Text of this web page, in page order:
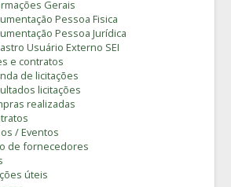
Gerais
Pessoa Fisica
Pessoa Jurídica
Usuário Externo SEI
e contratos
de licitações
licitações
realizadas
/ Eventos
de fornecedores
úteis